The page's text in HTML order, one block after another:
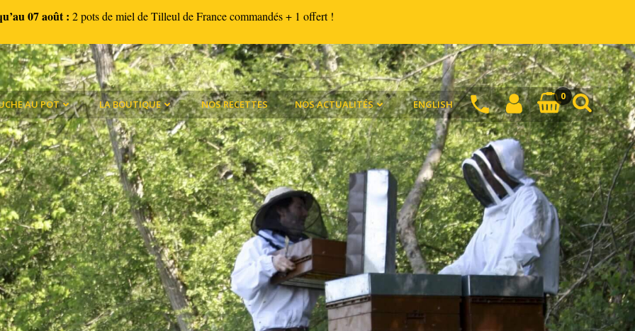
07 août : 2 pots de miel de Tilleul de France commandés + 1 offert !
AU POT LA BOUTIQUE NOS RECETTES NOS ACTUALITÉS ENGLISH
0